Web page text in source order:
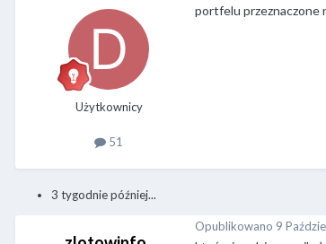
Użytkownicy
51
portfelu przeznaczone
3 tygodnie później...
Opublikowano 9